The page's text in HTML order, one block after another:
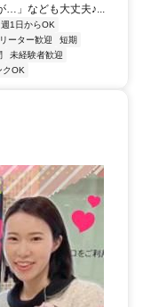
…」なども大丈夫♪...
週1日からOK
ーター歓迎
短期
未経験者歓迎
クOK